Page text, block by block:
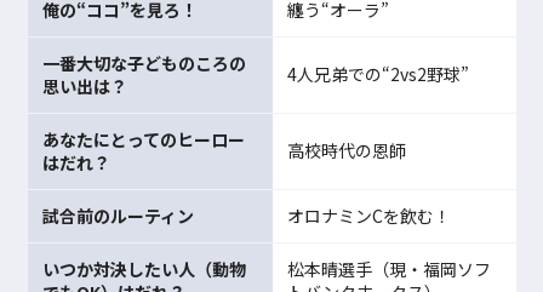
俺の“ココ”を見ろ！ 纏う“オーラ”
一番大切な子どものころの
思い出は？
4人兄弟での“2vs2野球”
あなたにとってのヒーロー
はだれ？
高校時代の恩師
試合前のルーティン オロナミンCを飲む！
いつか対決したい人（動物
松本晴選手（現・福岡ソフ